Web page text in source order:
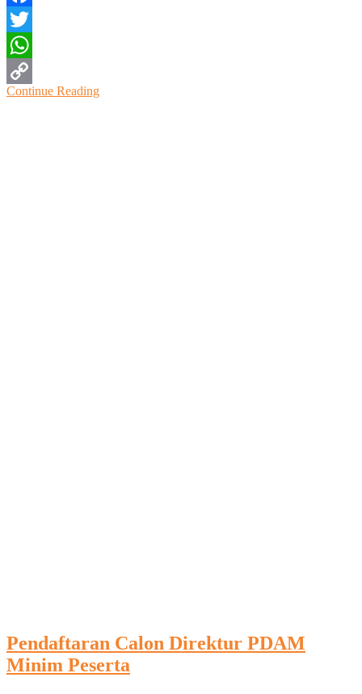
Facebook
Twitter
WhatsApp
Copy
Continue Reading
Pendaftaran Calon Direktur PDAM
Minim Peserta